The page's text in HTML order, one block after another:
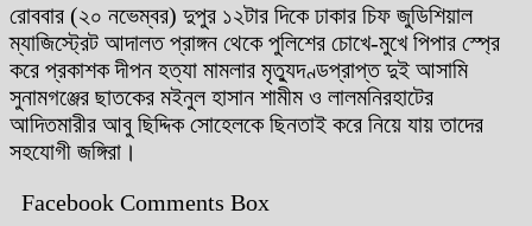
রোববার (২০ নভেম্বর) দুপুর ১২টার দিকে ঢাকার চিফ জুডিশিয়াল
ম্যাজিস্ট্রেট আদালত প্রাঙ্গন থেকে পুলিশের চোখে-মুখে পিপার স্প্রে
করে প্রকাশক দীপন হত্যা মামলার মৃত্যুদণ্ডপ্রাপ্ত দুই আসামি
সুনামগঞ্জের ছাতকের মইনুল হাসান শামীম ও লালমনিরহাটের
আদিতমারীর আবু ছিদ্দিক সোহেলকে ছিনতাই করে নিয়ে যায় তাদের
সহযোগী জঙ্গিরা।
Facebook Comments Box